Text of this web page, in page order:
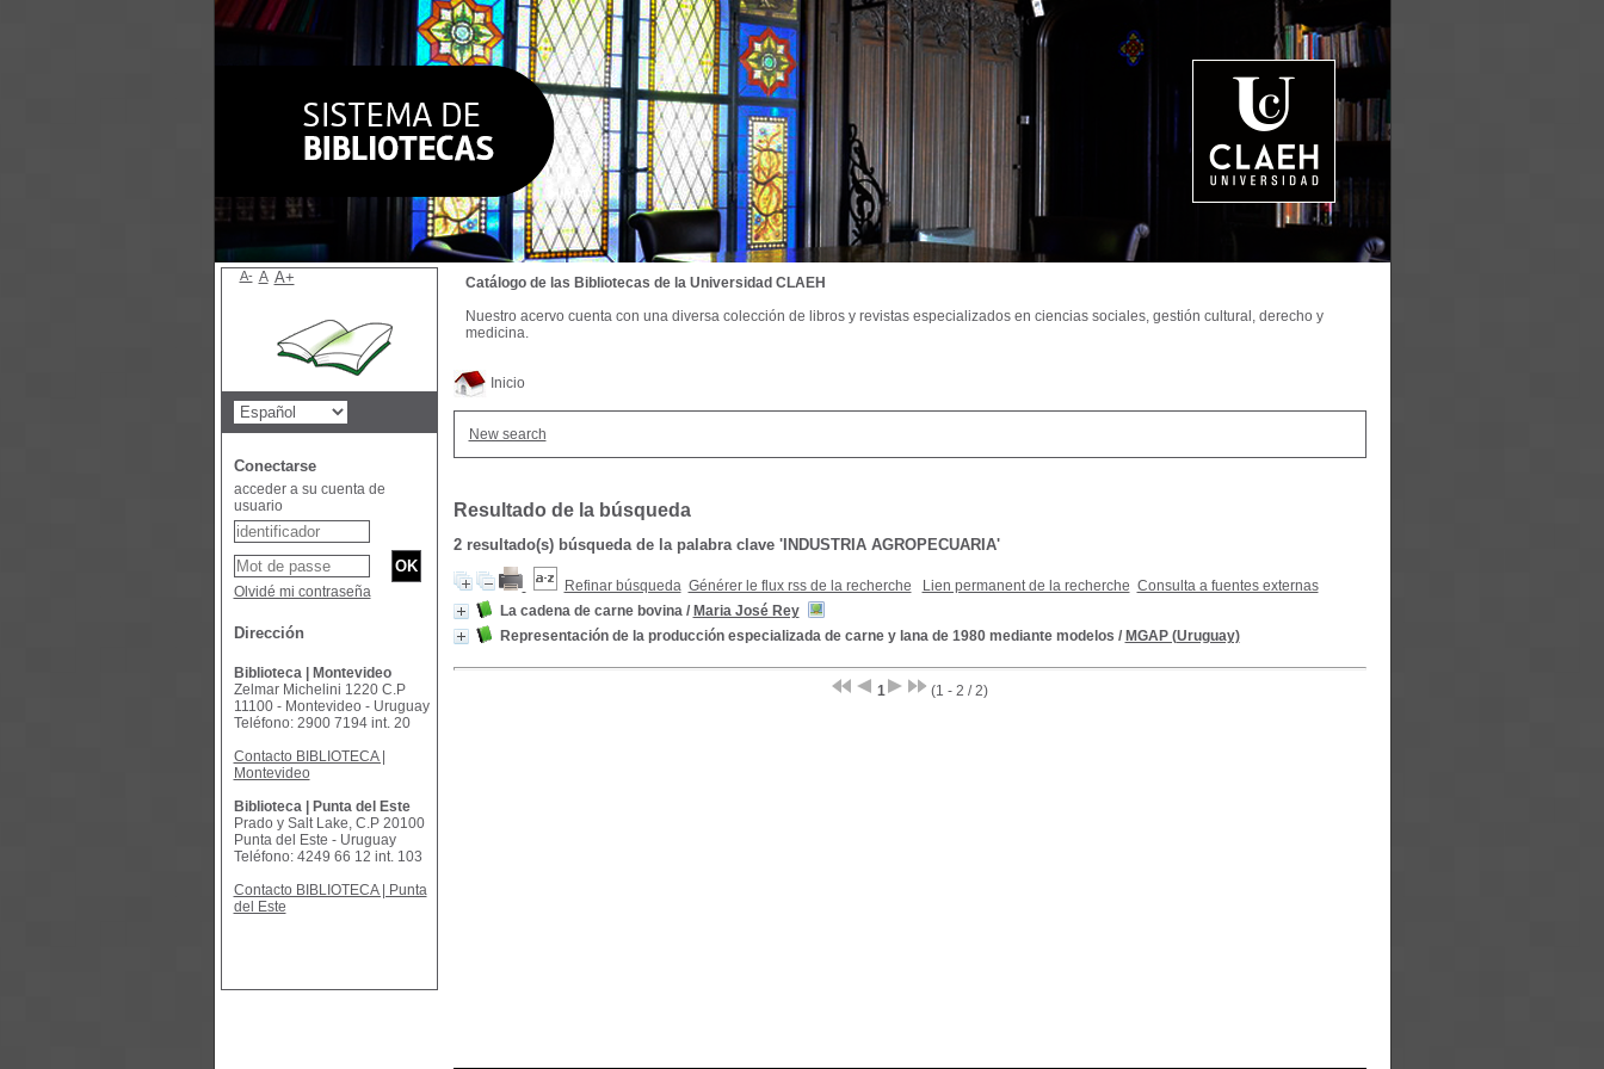
Inicio
New search
Resultado de la búsqueda
2 resultado(s) búsqueda de la palabra clave 'INDUSTRIA AGROPECUARIA'
Refinar búsqueda Générer le flux rss de la recherche Lien permanent de la recherche Consulta a fuentes externas
La cadena de carne bovina/ Maria José Rey
Representación de la producción especializada de carne y lana de 1980 mediante modelos / MGAP (Uruguay)
1 (1 - 2 / 2)
Catálogo de las Bibliotecas de la Universidad CLAEH
Nuestro acervo cuenta con una diversa colección de libros y revistas especializados en ciencias sociales, gestión cultural, derecho y
medicina.
A- A A+
Conectarse
acceder a su cuenta de
usuario
Olvidé mi contraseña
Dirección
Biblioteca | Montevideo
Zelmar Michelini 1220 C.P
11100 - Montevideo - Uruguay
Teléfono: 2900 7194 int. 20
Contacto BIBLIOTECA |
Montevideo
Biblioteca | Punta del Este
Prado y Salt Lake, C.P 20100
Punta del Este - Uruguay
Teléfono: 4249 66 12 int. 103
Contacto BIBLIOTECA | Punta
del Este